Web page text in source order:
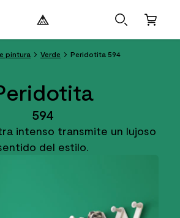
pintura Verde Peridotita 594
594
intenso transmite un lujoso
del estilo.